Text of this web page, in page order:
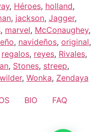
, Héroes, holland,
, jackson, Jagger,
, marvel, McConaughey,
, navideños, original,
regalos, reyes, Rivales,
, Stones, streep,
wilder, Wonka, Zendaya
BIO FAQ